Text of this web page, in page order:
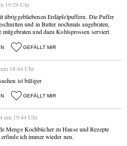
19:29 Uhr
übriggebliebenen Erdäpfelpuffern. Die Puffer
und in Butter nochmals angebraten,
mitgebraten und dazu Kohlsprossen serviert.
GEFÄLLT MIR
18:44 Uhr
ist billiger
GEFÄLLT MIR
um 19:44 Uhr
Menge Kochbücher zu Hause und Rezepte
ich immer wieder neu.